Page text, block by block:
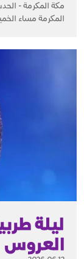
مكة المكرمة -
المكرمة مساء الخميس 11 يونيو 2026 أمسية
ليلة
العروس